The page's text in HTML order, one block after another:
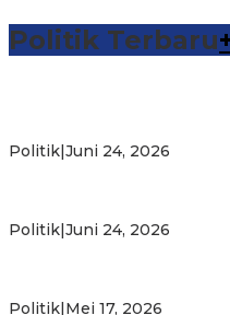
Politik Terbaru
Politik Juni 24, 2026
Politik Juni 24, 2026
Politik Mei 17, 2026